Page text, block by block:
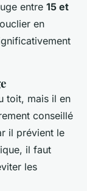
entre 15 et
en
toit, mais il en
conseillé
il prévient le
il faut
les